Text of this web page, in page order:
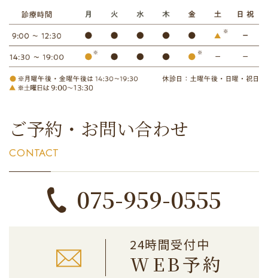
ご予約・お問い合わせ
CONTACT
075-959-0555
24時間受付中
WEB予約